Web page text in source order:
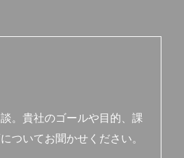
。貴社のゴールや目的、課
ついてお聞かせください。